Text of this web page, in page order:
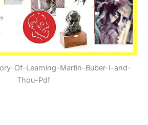
Of-Learning-Martin-Buber-I-and-
Thou-Pdf